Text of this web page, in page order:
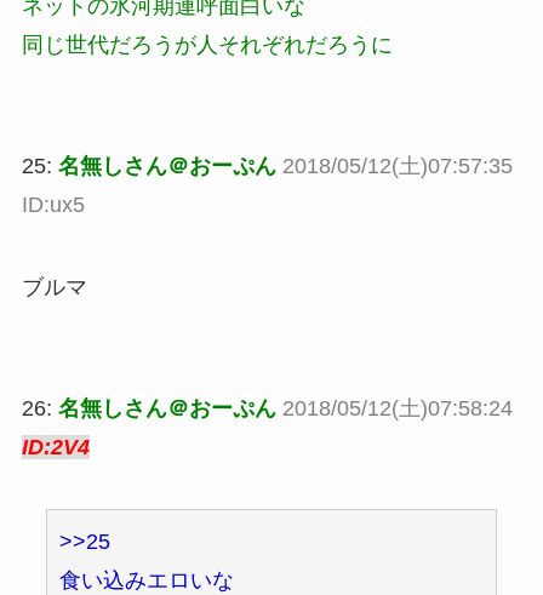
ネットの氷河期連呼面白いな
同じ世代だろうが人それぞれだろうに
25: 名無しさん＠おーぷん 2018/05/12(土)07:57:35
ID:ux5
ブルマ
26: 名無しさん＠おーぷん 2018/05/12(土)07:58:24
ID:2V4
>>25
食い込みエロいな